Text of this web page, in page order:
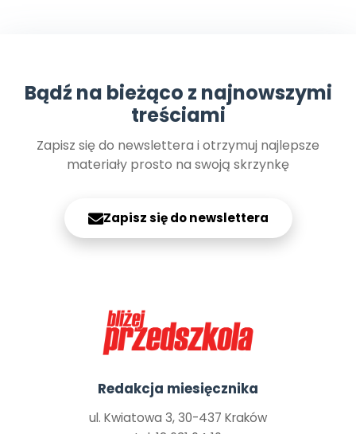
Bądź na bieżąco z najnowszymi
treściami
Zapisz się do newslettera i otrzymuj najlepsze
materiały prosto na swoją skrzynkę
Zapisz się do newslettera
Redakcja miesięcznika
ul. Kwiatowa 3, 30-437 Kraków